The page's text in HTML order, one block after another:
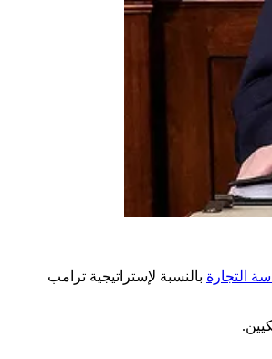
التجارة بالنسبة لإستراتيجية ترامب